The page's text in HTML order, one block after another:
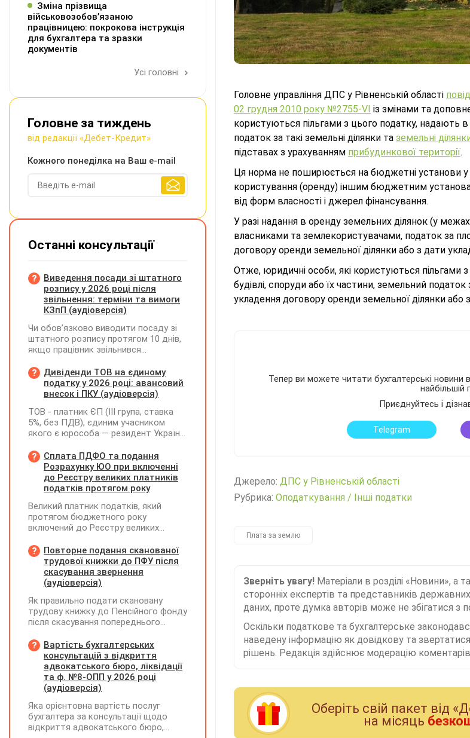
Головне управління ДПС у Рівненській області
02 грудня 2010 року №2755-VI із змінами та
користуються пільгами з цього податку, надають в
податок за такі земельні ділянки та земельні
підставах з урахуванням прибудинкової території.
Ця норма не поширюється на бюджетні установи у
користування (оренду) іншим бюджетним
від форм власності і джерел фінансування.
У разі надання в оренду земельних ділянок (у
власниками та землекористувачами, податок за
договору оренди земельної ділянки або з дати
Отже, юридичні особи, які користуються пільгами
будівлі, споруди або їх частини, земельний
укладення договору оренди земельної ділянки або
Тепер ви можете читати бухгалтерські
найбільшій
Приєднуйтесь і
Telegram
Джерело: ДПС у Рівненській області
Рубрика: Оподаткування / Інші податки
Плата за землю
Зверніть увагу! Матеріали в розділі «Новини», а
сторонніх експертів та представників
даних, проте думка авторів може не збігатися з
Оскільки податкове та бухгалтерське
наведену інформацію як довідкову та
рішень. Редакція здійснює модерацію
Оберiть свiй пакет вiд
на мiсяць
Зміна прізвища
військовозобов’язаною
працівницею: покрокова інструкція
для бухгалтера та зразки
документів
Усі головні
Головне за тиждень
від редакції «Дебет-Кредит»
Кожного понеділка на Ваш e-mail
Останні консультації
Виведення посади зі штатного
розпису у 2026 році після
звільнення: терміни та вимоги
КЗпП (аудіоверсія)
Чи обов’язково виводити посаду зі
штатного розпису протягом 10 днів,
якщо працівник звільнився
Дивіденди ТОВ на єдиному
податку у 2026 році: авансовий
внесок і ПКУ (аудіоверсія)
ТОВ - платник ЄП (ІІІ група, ставка
5%, без ПДВ), єдиним учасником
якого є юрособа — резидент України,
виплатити дивіденди за рахунок
нерозподіленого прибутку 2024–2025
років у сумі 15 млн грн. Які податкові
наслідки виникають у ТОВ-емітента?
Сплата ПДФО та подання
Розрахунку ЮО при включенні
до Реєстру великих платників
податків протягом року
Великий платник податків, який
протягом бюджетного року
включений до Реєстру великих
місцем попереднього обліку, а
Податковий розрахунок подає за
новим (основним) місцем обліку
Повторне подання сканованої
трудової книжки до ПФУ після
скасування звернення
(аудіоверсія)
Як правильно подати скановану
трудову книжку до Пенсійного фонду
після скасування попереднього
на титульній сторінці — надсилати
лише виправлену сторінку чи всю
трудову книжку заново?
Вартість бухгалтерських
консультацій з відкриття
адвокатського бюро, ліквідації
та ф. №8-ОПП у 2026 році
(аудіоверсія)
Яка орієнтовна вартість послуг
бухгалтера за консультації щодо
відкриття адвокатського бюро,